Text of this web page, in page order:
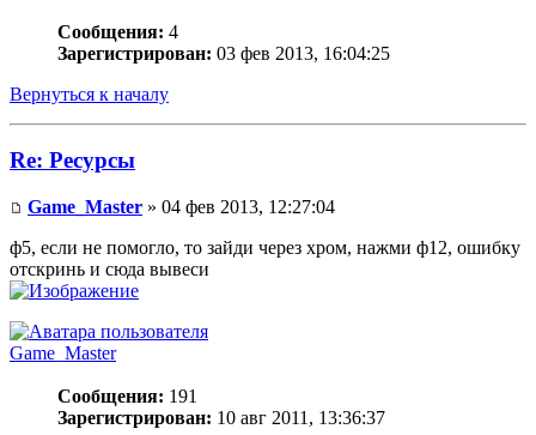
Сообщения: 4
Зарегистрирован: 03 фев 2013, 16:04:25
Вернуться к началу
Re: Ресурсы
Game_Master » 04 фев 2013, 12:27:04
ф5, если не помогло, то зайди через хром, нажми ф12, ошибку
отскринь и сюда вывеси
Game_Master
Сообщения: 191
Зарегистрирован: 10 авг 2011, 13:36:37